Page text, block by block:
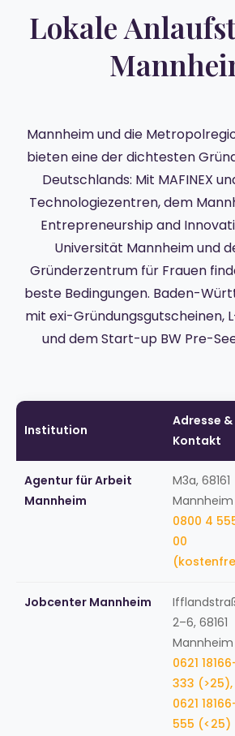
Lokale
Mannheim und die
bieten eine der dichtesten
Deutschlands: Mit MAFINEX
Technologiezentren, dem
Entrepreneurship and
Universität Mannheim und
Gründerzentrum für Frauen
beste Bedingungen. Baden-
mit exi-Gründungsgutscheinen,
und dem Start-up BW Pre-
Institution
Adresse &
Kontakt
Agentur für Arbeit
Mannheim
M3a, 68161
Mannheim
0800 4
00
Jobcenter Mannheim
2–6, 68161
Mannheim
0621
333 (>25),
0621
555 (<25)